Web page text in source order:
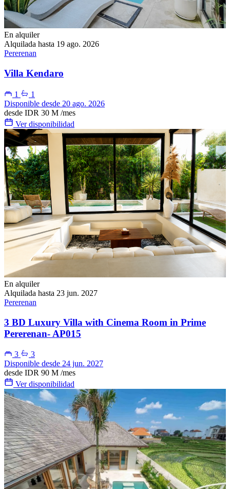
En alquiler
Alquilada hasta 19 ago. 2026
Pererenan
Villa Kendaro
1
1
Disponible desde 20 ago. 2026
desde IDR 30 M /mes
Ver disponibilidad
En alquiler
Alquilada hasta 23 jun. 2027
Pererenan
3 BD Luxury Villa with Cinema Room in Prime
Pererenan- AP015
3
3
Disponible desde 24 jun. 2027
desde IDR 90 M /mes
Ver disponibilidad